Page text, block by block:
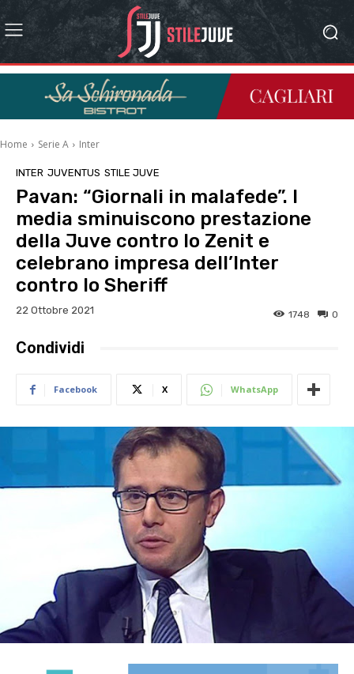
Home Serie A Inter
INTER JUVENTUS STILE JUVE
Pavan: “Giornali in malafede”. I
media sminuiscono prestazione
della Juve contro lo Zenit e
celebrano impresa dell’Inter
contro lo Sheriff
22 Ottobre 2021 0
1748
Condividi
Facebook X WhatsApp